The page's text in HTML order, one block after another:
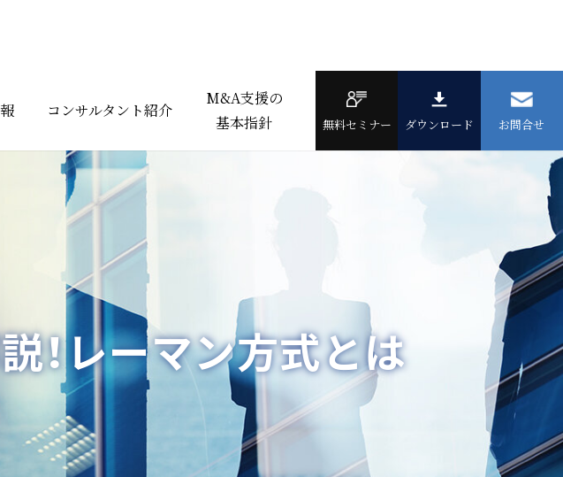
コンサルタント紹介
M&A支援の
基本指針
無料セミナー ダウンロード お問合せ
！レーマン方式とは